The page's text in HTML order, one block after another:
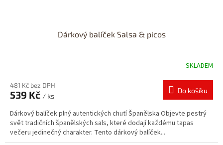
Dárkový balíček Salsa & picos
SKLADEM
481 Kč bez DPH
539 Kč / ks
Do košíku
Dárkový balíček plný autentických chutí Španělska Objevte pestrý
svět tradičních španělských sals, které dodají každému tapas
večeru jedinečný charakter. Tento dárkový balíček...